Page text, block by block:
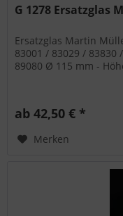
G 1278 Ersatzglas
Ersatzglas Martin
83001 / 83029 / 83830
89080 Ø 115 mm -
ab 42,50 € *
Merken